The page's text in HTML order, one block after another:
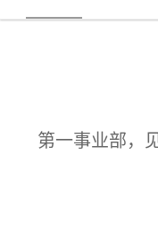
第一事业部，